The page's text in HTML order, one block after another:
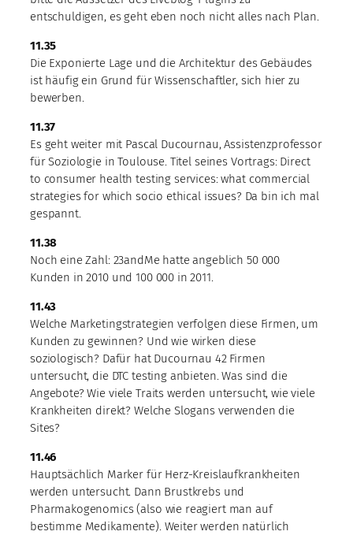
entschuldigen, es geht eben noch nicht alles nach Plan.
11.35
Die Exponierte Lage und die Architektur des Gebäudes
ist häufig ein Grund für Wissenschaftler, sich hier zu
bewerben.
11.37
Es geht weiter mit Pascal Ducournau, Assistenzprofessor
für Soziologie in Toulouse. Titel seines Vortrags: Direct
to consumer health testing services: what commercial
strategies for which socio ethical issues? Da bin ich mal
gespannt.
11.38
Noch eine Zahl: 23andMe hatte angeblich 50 000
Kunden in 2010 und 100 000 in 2011.
11.43
Welche Marketingstrategien verfolgen diese Firmen, um
Kunden zu gewinnen? Und wie wirken diese
soziologisch? Dafür hat Ducournau 42 Firmen
untersucht, die DTC testing anbieten. Was sind die
Angebote? Wie viele Traits werden untersucht, wie viele
Krankheiten direkt? Welche Slogans verwenden die
Sites?
11.46
Hauptsächlich Marker für Herz-Kreislaufkrankheiten
werden untersucht. Dann Brustkrebs und
Pharmakogenomics (also wie reagiert man auf
bestimme Medikamente). Weiter werden natürlich